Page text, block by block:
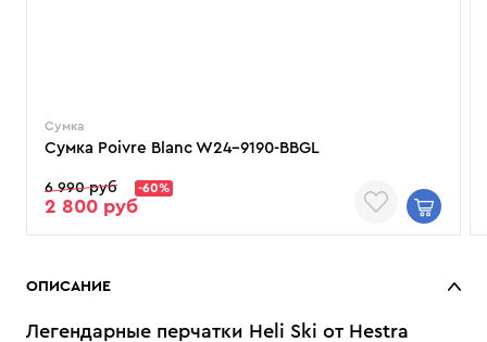
Сумка
Сумка Poivre Blanc W24-9190-BBGL
6 990 руб -60%
2 800 руб
ОПИСАНИЕ
Легендарные перчатки Heli Ski от Hestra